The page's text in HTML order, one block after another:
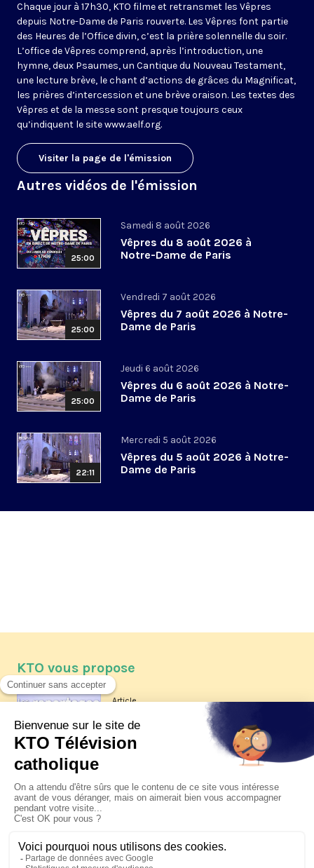
Chaque jour à 17h30, KTO filme et retransmet les Vêpres
depuis Notre-Dame de Paris rouverte. Les Vêpres font partie
des Heures de l’Office divin, c’est la prière solennelle du soir.
L’office de Vêpres comprend, après l’introduction, une
hymne, deux Psaumes, un Cantique du Nouveau Testament,
une lecture brève, le chant d’actions de grâces du Magnificat,
les prières d’intercession et une brève oraison. Les textes des
Vêpres et de la messe sont presque toujours ceux
qu’indiquent le sitewww.aelf.org.
Visiter la page de l'émission
Autres vidéos de l'émission
25:00
Samedi 8 août 2026
Vêpres du 8 août 2026 à
Notre-Dame de Paris
25:00
Vendredi 7 août 2026
Vêpres du 7 août 2026 à Notre-
Dame de Paris
25:00
Jeudi 6 août 2026
Vêpres du 6 août 2026 à Notre-
Dame de Paris
22:11
Mercredi 5 août 2026
Vêpres du 5 août 2026 à Notre-
Dame de Paris
KTO vous propose
Article
Les reportages d'été 2026 de KTO
La visite pastorale du pape Léon
XIV à Assise à suivre sur KTO le
jeudi 6 août
Le pape en Uruguay, Argentine et
Pérou du 6 au 17 novembre 2026